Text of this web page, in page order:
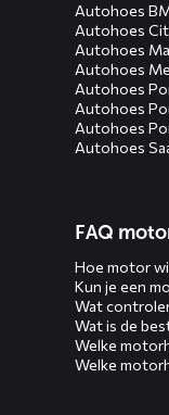
Autohoes
Autohoes
Autohoes
Autohoes
Autohoes
Autohoes
Autohoes
Autohoes
FAQ
Hoe motor
Kun je een
Wat
Wat is de
Welke
Welke